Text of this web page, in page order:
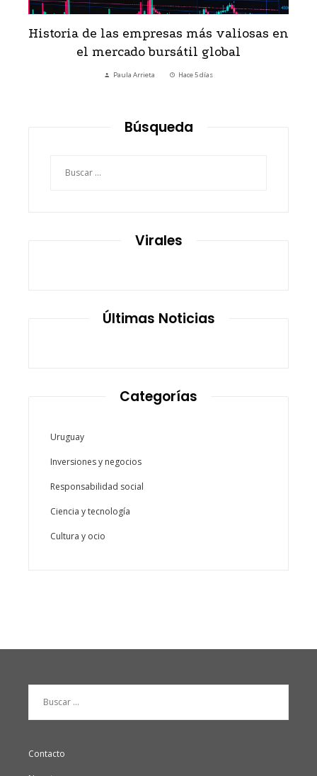
Historia de las empresas más valiosas en
el mercado bursátil global
Paula Arrieta Hace 5 días
Búsqueda
Virales
Últimas Noticias
Categorías
Uruguay
Inversiones y negocios
Responsabilidad social
Ciencia y tecnología
Cultura y ocio
Contacto